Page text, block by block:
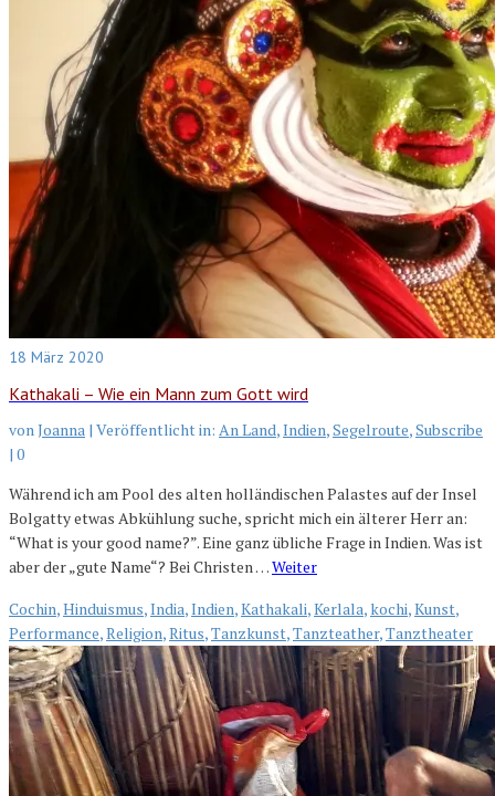
18 März 2020
Kathakali – Wie ein Mann zum Gott wird
vonJoanna | Veröffentlicht in: An Land,Indien,Segelroute,Subscribe
| 0
Während ich am Pool des alten holländischen Palastes auf der Insel
Bolgatty etwas Abkühlung suche, spricht mich ein älterer Herr an:
“What is your good name?”. Eine ganz übliche Frage in Indien. Was ist
aber der „gute Name“? Bei Christen …Weiter
Cochin,Hinduismus,India,Indien,Kathakali,Kerlala, kochi,Kunst,
Performance,Religion,Ritus,Tanzkunst,Tanzteather,Tanztheater